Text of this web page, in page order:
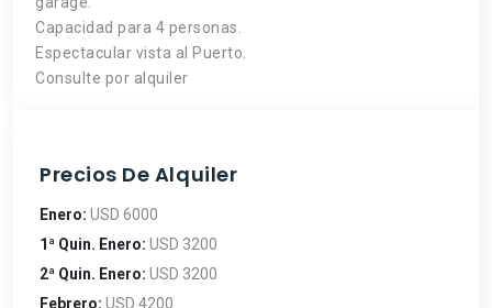
Capacidad para 4 personas.
Espectacular vista al Puerto.
Consulte por alquiler
Precios De Alquiler
Enero: USD 6000
1ª Quin. Enero: USD 3200
2ª Quin. Enero: USD 3200
Febrero: USD 4200